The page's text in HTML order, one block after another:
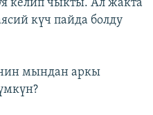
келип чыкты. Ал жакта
күч пайда болду
мындан аркы